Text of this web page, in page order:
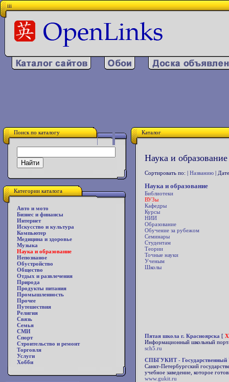
iii
Поиск по каталогу
Категории каталога
Авто и мото
Бизнес и финансы
Интернет
Искусство и культура
Компьютер
Медицина и здоровье
Музыка
Наука и образование
Непознаное
Обустройство
Общество
Отдых и развлечения
Природа
Продукты питания
Промышленность
Прочее
Путешествия
Религия
Связь
Семья
СМИ
Спорт
Строительство и ремонт
Торговля
Услуги
Хобби
Каталог
Наука и
Сортировать по: | Названию |
Наука и образование
Библиотеки
ВУЗы
Кафедры
Курсы
НИИ
Образование
Обучение за рубежом
Семинары
Студентам
Теории
Точные науки
Ученым
Школы
Пятая школа г. Красноярска [ X
Информационный школьный
sch5.ru
СПБГУКИТ - Государственный
Санкт-Петербургский
учебное заведение, которое
www.gukit.ru